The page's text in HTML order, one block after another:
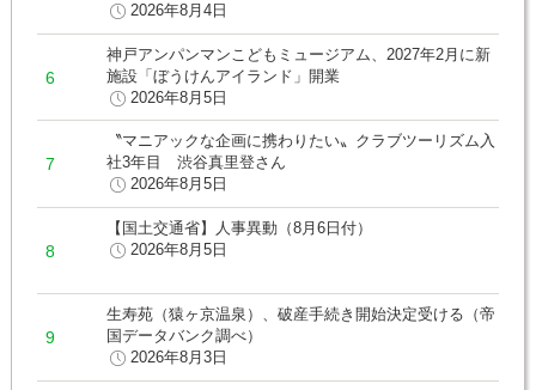
2026年8月4日
神戸アンパンマンこどもミュージアム、2027年2月に新
施設「ぼうけんアイランド」開業
2026年8月5日
〝マニアックな企画に携わりたい〟クラブツーリズム入
社3年目 渋谷真里登さん
2026年8月5日
【国土交通省】人事異動（8月6日付）
2026年8月5日
生寿苑（猿ヶ京温泉）、破産手続き開始決定受ける（帝
国データバンク調べ）
2026年8月3日